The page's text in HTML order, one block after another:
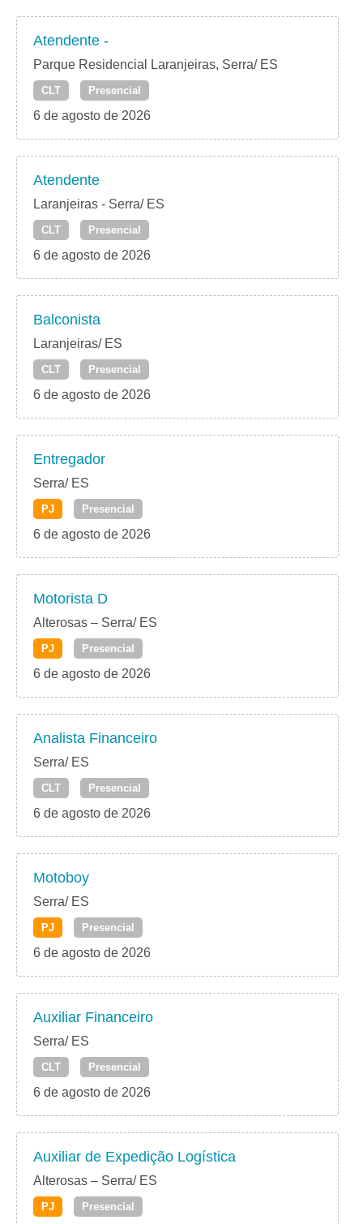
Atendente -
Parque Residencial Laranjeiras, Serra/ ES
CLT Presencial
6 de agosto de 2026
Atendente
Laranjeiras - Serra/ ES
CLT Presencial
6 de agosto de 2026
Balconista
Laranjeiras/ ES
CLT Presencial
6 de agosto de 2026
Entregador
Serra/ ES
PJ Presencial
6 de agosto de 2026
Motorista D
Alterosas – Serra/ ES
PJ Presencial
6 de agosto de 2026
Analista Financeiro
Serra/ ES
CLT Presencial
6 de agosto de 2026
Motoboy
Serra/ ES
PJ Presencial
6 de agosto de 2026
Auxiliar Financeiro
Serra/ ES
CLT Presencial
6 de agosto de 2026
Auxiliar de Expedição Logística
Alterosas – Serra/ ES
PJ Presencial